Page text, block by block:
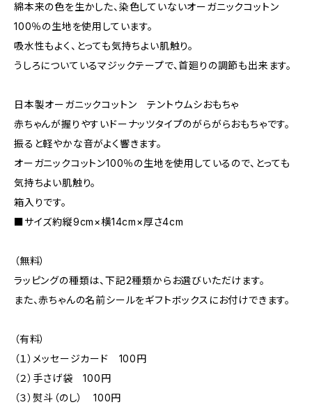
綿本来の色を生かした、染色していないオーガニックコットン
100％の生地を使用しています。
吸水性もよく、とっても気持ちよい肌触り。
うしろについているマジックテープで、首廻りの調節も出来ます。
日本製オーガニックコットン テントウムシおもちゃ
赤ちゃんが握りやすいドーナッツタイプのがらがらおもちゃです。
振ると軽やかな音がよく響きます。
オーガニックコットン100％の生地を使用しているので、とっても
気持ちよい肌触り。
箱入りです。
■サイズ約縦9cm×横14cm×厚さ4cm
（無料）
ラッピングの種類は、下記2種類からお選びいただけます。
また、赤ちゃんの名前シールをギフトボックスにお付けできます。
（有料）
（１）メッセージカード 100円
（２）手さげ袋 100円
（３）熨斗（のし） 100円